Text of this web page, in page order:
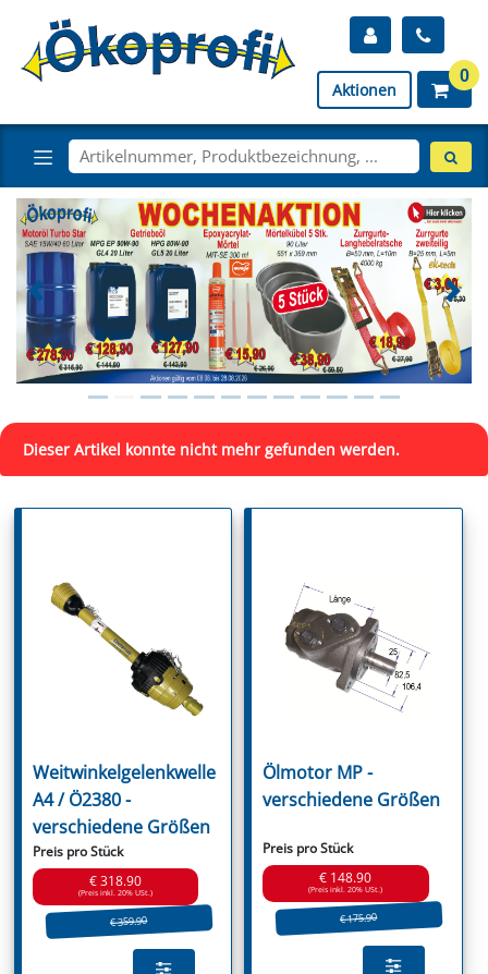
Aktionen
0
Dieser Artikel konnte nicht mehr gefunden werden.
Weitwinkelgelenkwelle
A4 / Ö2380 -
verschiedene Größen
Preis pro Stück
€ 318.90
(Preis inkl. 20% USt.)
€ 359.90
Ölmotor MP -
verschiedene Größen
Preis pro Stück
€ 148.90
(Preis inkl. 20% USt.)
€ 175.90